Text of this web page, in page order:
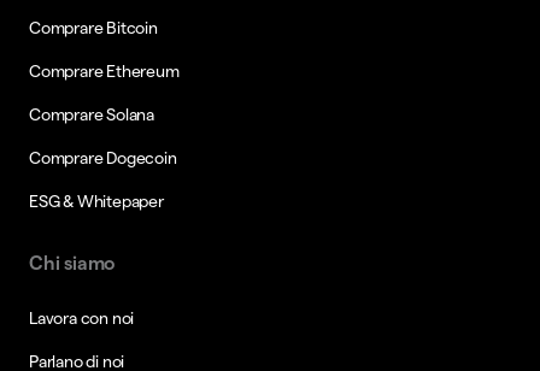
Comprare Bitcoin
Comprare Ethereum
Comprare Solana
Comprare Dogecoin
ESG & Whitepaper
Chi siamo
Lavora con noi
Parlano di noi